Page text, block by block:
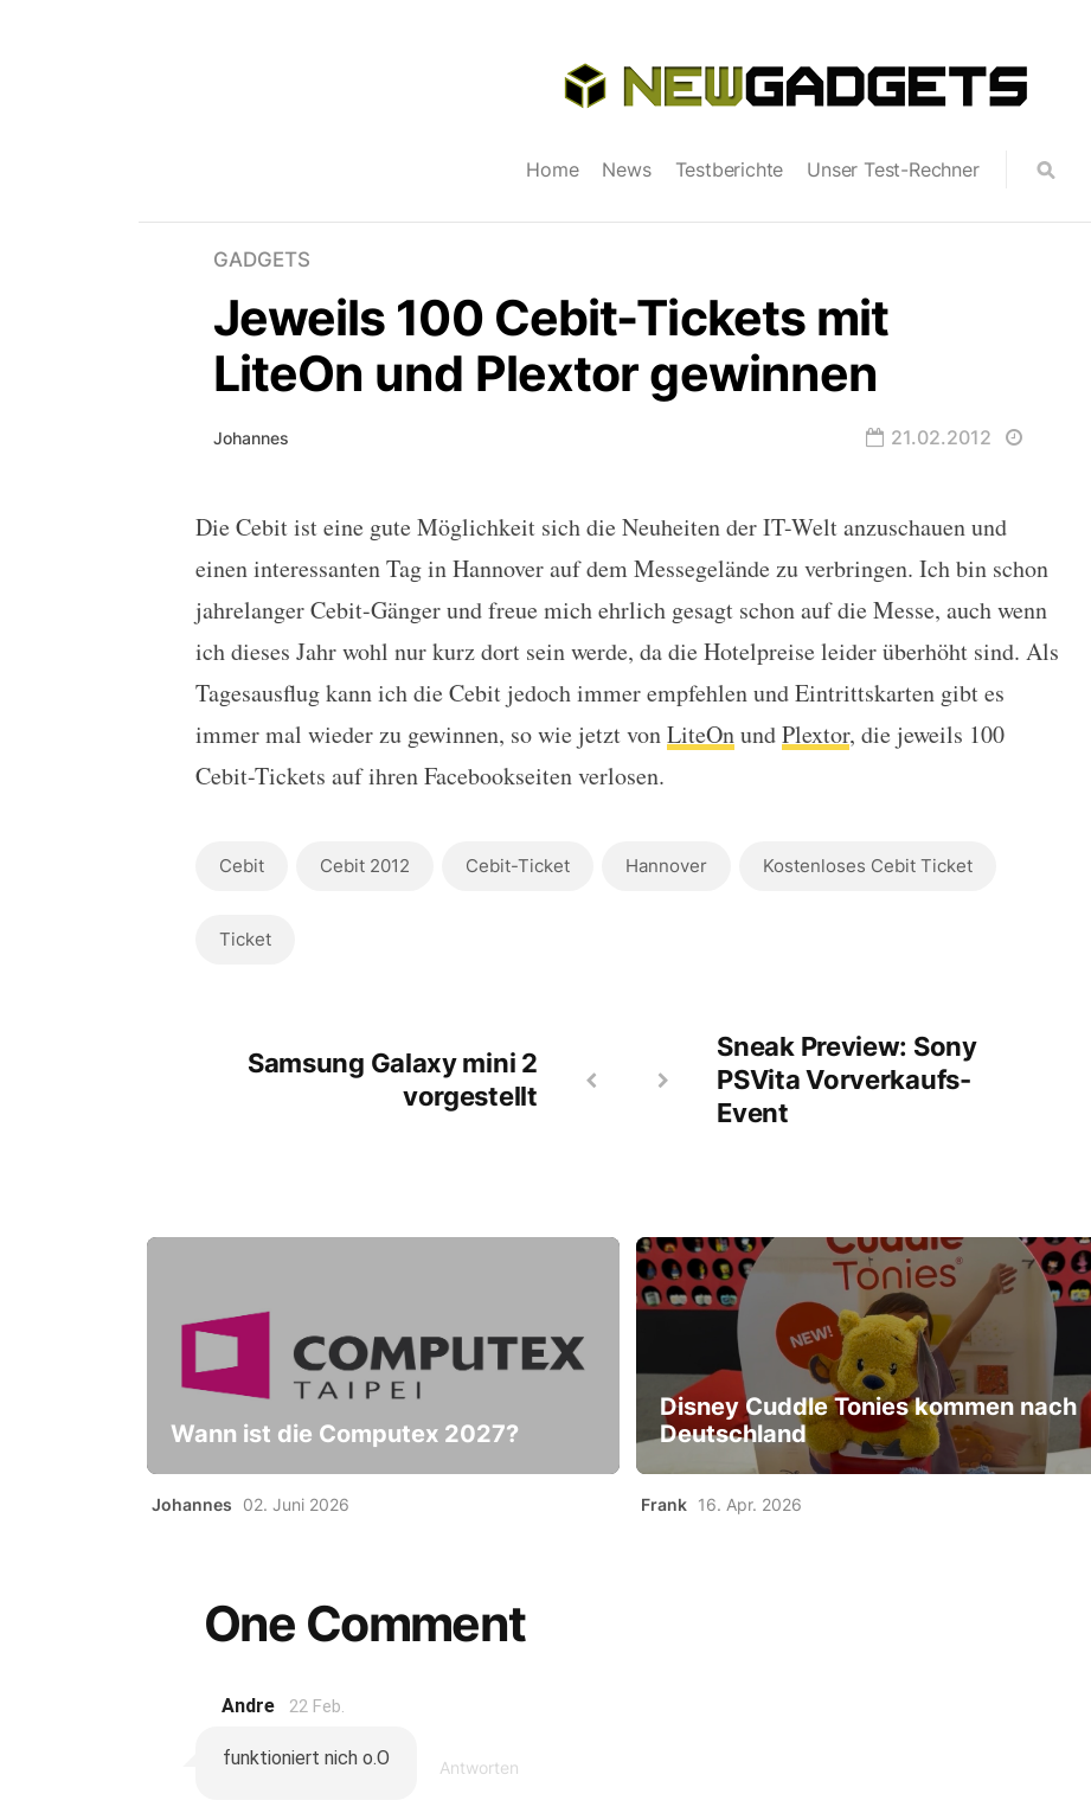
Home News Testberichte Unser Test-Rechner
GADGETS
Jeweils 100 Cebit-Tickets mit
LiteOn und Plextor gewinnen
Johannes 21.02.2012
Jeweils 100 Cebit-Tickets mit LiteOn und Plextor gewinnen
Die Cebit ist eine gute Möglichkeit sich die Neuheiten der IT-Welt anzuschauen und
einen interessanten Tag in Hannover auf dem Messegelände zu verbringen. Ich bin schon
jahrelanger Cebit-Gänger und freue mich ehrlich gesagt schon auf die Messe, auch wenn
ich dieses Jahr wohl nur kurz dort sein werde, da die Hotelpreise leider überhöht sind. Als
Tagesausflug kann ich die Cebit jedoch immer empfehlen und Eintrittskarten gibt es
immer mal wieder zu gewinnen, so wie jetzt vonLiteOnundPlextor, die jeweils 100
Cebit-Tickets auf ihren Facebookseiten verlosen.
Cebit Cebit 2012 Cebit-Ticket Hannover Kostenloses Cebit Ticket
Ticket
Samsung Galaxy mini 2
vorgestellt
Sneak Preview: Sony
PSVita Vorverkaufs-
Event
Wann ist die Computex 2027?
Johannes 02. Juni 2026
Disney Cuddle Tonies kommen nach
Deutschland
Frank 16. Apr. 2026
One Comment
Andre 22 Feb.
funktioniert nich o.O Antworten